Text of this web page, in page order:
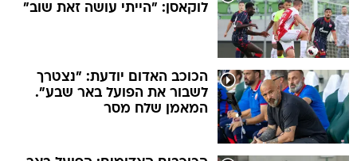
לוקאסן: "הייתי עושה זאת שוב"
הכוכב האדום יודעת: "נצטרך
לשבור את הפועל באר שבע".
המאמן שלח מסר